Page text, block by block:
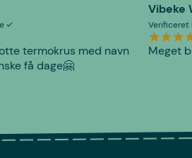
termokrus med navn
få dage🤗
Vibeke
Meget